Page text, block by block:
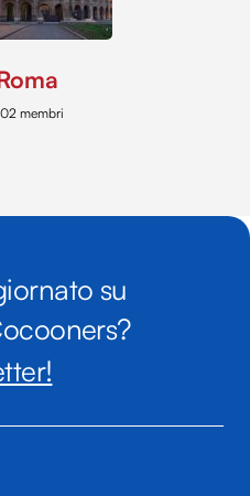
membri
su